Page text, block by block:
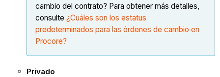
cambio del contrato? Para obtener más detalles,
consulte ¿Cuáles son los estatus
predeterminados para las órdenes de cambio en
Procore?
Privado